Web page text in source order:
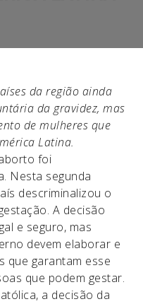
da região ainda
da gravidez, mas
de mulheres que
Latina.
foi
Nesta segunda
descriminalizou o
A decisão
e seguro, mas
devem elaborar e
que garantam esse
que podem gestar.
a decisão da